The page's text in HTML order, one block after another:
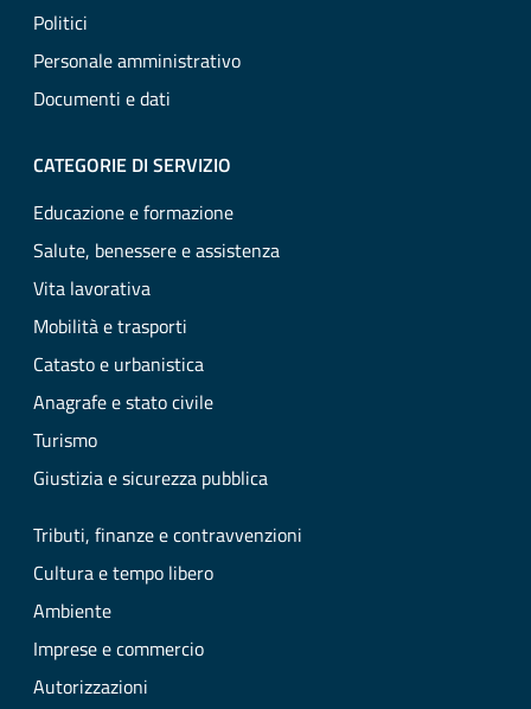
Politici
Personale amministrativo
Documenti e dati
CATEGORIE DI SERVIZIO
Educazione e formazione
Salute, benessere e assistenza
Vita lavorativa
Mobilità e trasporti
Catasto e urbanistica
Anagrafe e stato civile
Turismo
Giustizia e sicurezza pubblica
Tributi, finanze e contravvenzioni
Cultura e tempo libero
Ambiente
Imprese e commercio
Autorizzazioni